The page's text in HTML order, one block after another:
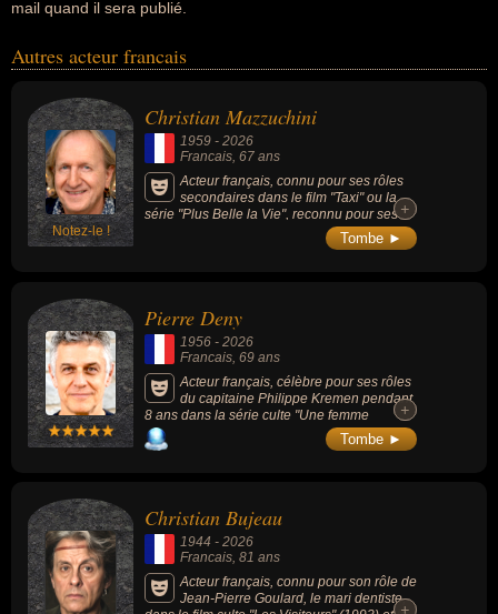
mail quand il sera publié.
Autres acteur francais
Notez-le !
Christian Mazzuchini
1959 - 2026
Francais, 67 ans
Acteur français, connu pour ses rôles
secondaires dans le film "Taxi" ou la
série "Plus Belle la Vie", reconnu pour ses
seuls-en-scène satiriques et ses adaptations
décalées, notamment à travers un long
des spectacles inspirés des écrits du
psychiatre François Tosquelles.
+
+
Tombe ►
Pierre Deny
1956 - 2026
Francais , 69 ans
Acteur français, célèbre pour ses rôles
du capitaine Philippe Kremen pendant
8 ans dans la série culte "Une femme
d'honneur" (1996-2008) aux côtés de
Corinne Touzet, Renaud Dumaze dans le
+
+
Tombe ►
Christian Bujeau
1944 - 2026
Francais, 81 ans
Acteur français, connu pour son rôle de
Jean-Pierre Goulard, le mari dentiste,
+
+